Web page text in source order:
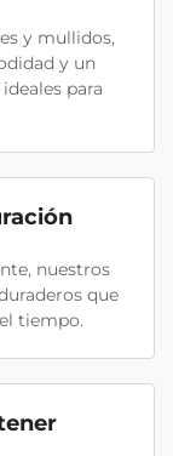
y mullidos,
y un
para
nuestros
que
tiempo.